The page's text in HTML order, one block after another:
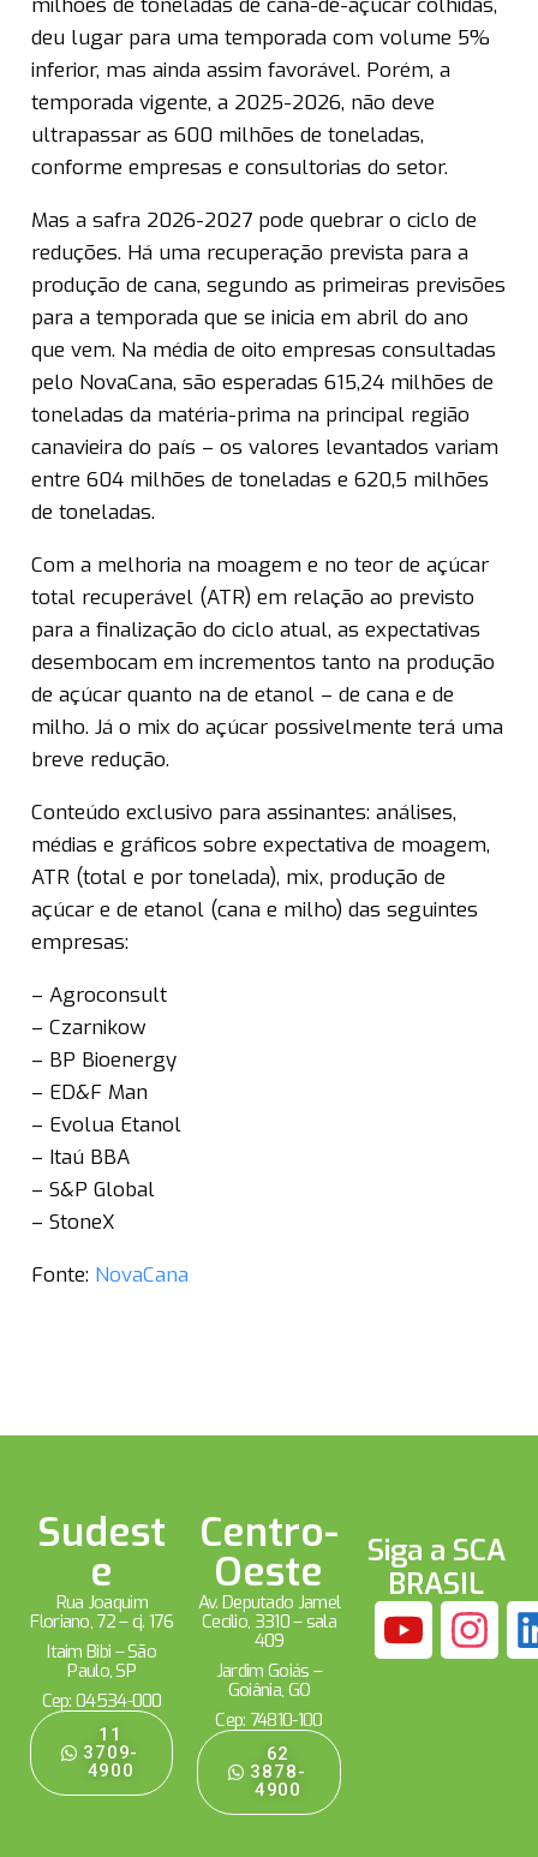
milhões de toneladas de cana-de-açúcar colhidas,
deu lugar para uma temporada com volume 5%
inferior, mas ainda assim favorável. Porém, a
temporada vigente, a 2025-2026, não deve
ultrapassar as 600 milhões de toneladas,
conforme empresas e consultorias do setor.
Mas a safra 2026-2027 pode quebrar o ciclo de
reduções. Há uma recuperação prevista para a
produção de cana, segundo as primeiras previsões
para a temporada que se inicia em abril do ano
que vem. Na média de oito empresas consultadas
pelo NovaCana, são esperadas 615,24 milhões de
toneladas da matéria-prima na principal região
canavieira do país – os valores levantados variam
entre 604 milhões de toneladas e 620,5 milhões
de toneladas.
Com a melhoria na moagem e no teor de açúcar
total recuperável (ATR) em relação ao previsto
para a finalização do ciclo atual, as expectativas
desembocam em incrementos tanto na produção
de açúcar quanto na de etanol – de cana e de
milho. Já o mix do açúcar possivelmente terá uma
breve redução.
Conteúdo exclusivo para assinantes: análises,
médias e gráficos sobre expectativa de moagem,
ATR (total e por tonelada), mix, produção de
açúcar e de etanol (cana e milho) das seguintes
empresas:
– Agroconsult
– Czarnikow
– BP Bioenergy
– ED&F Man
– Evolua Etanol
– Itaú BBA
– S&P Global
– StoneX
Fonte: NovaCana
Sudest
e
Rua Joaquim
Floriano, 72 – cj. 176
Itaim Bibi – São
Paulo, SP
Cep: 04534-000
11
3709-
4900
Centro-
Oeste
Av. Deputado Jamel
Cecílio, 3310 – sala
409
Jardim Goiás –
Goiânia, GO
Cep: 74810-100
62
3878-
4900
Siga a SCA
BRASIL